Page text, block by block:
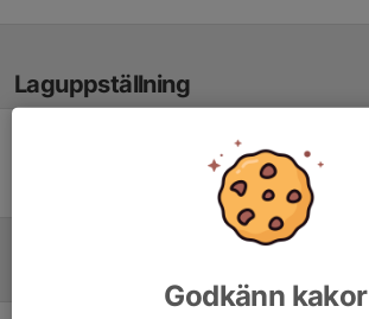
Laguppställning
Ingen uppställning ifylld
Godkänn kakor